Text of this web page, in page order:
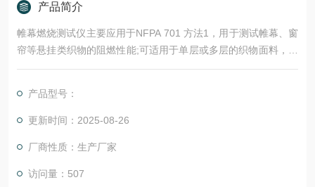
产品简介
帷幕燃烧测试仪主要应用于NFPA 701 方法1，用于测试帷幕、窗
帘等悬挂类织物的阻燃性能;可适用于单层或多层的织物面料，但
不可应用于克重大于700 g/m2 (21 oz/yd2)的织物面料。
产品型号：
更新时间：2025-08-26
厂商性质：生产厂家
访问量：507